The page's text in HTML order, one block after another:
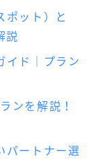
ポット）と
説
ド｜プラン
ンを解説！
パートナー選